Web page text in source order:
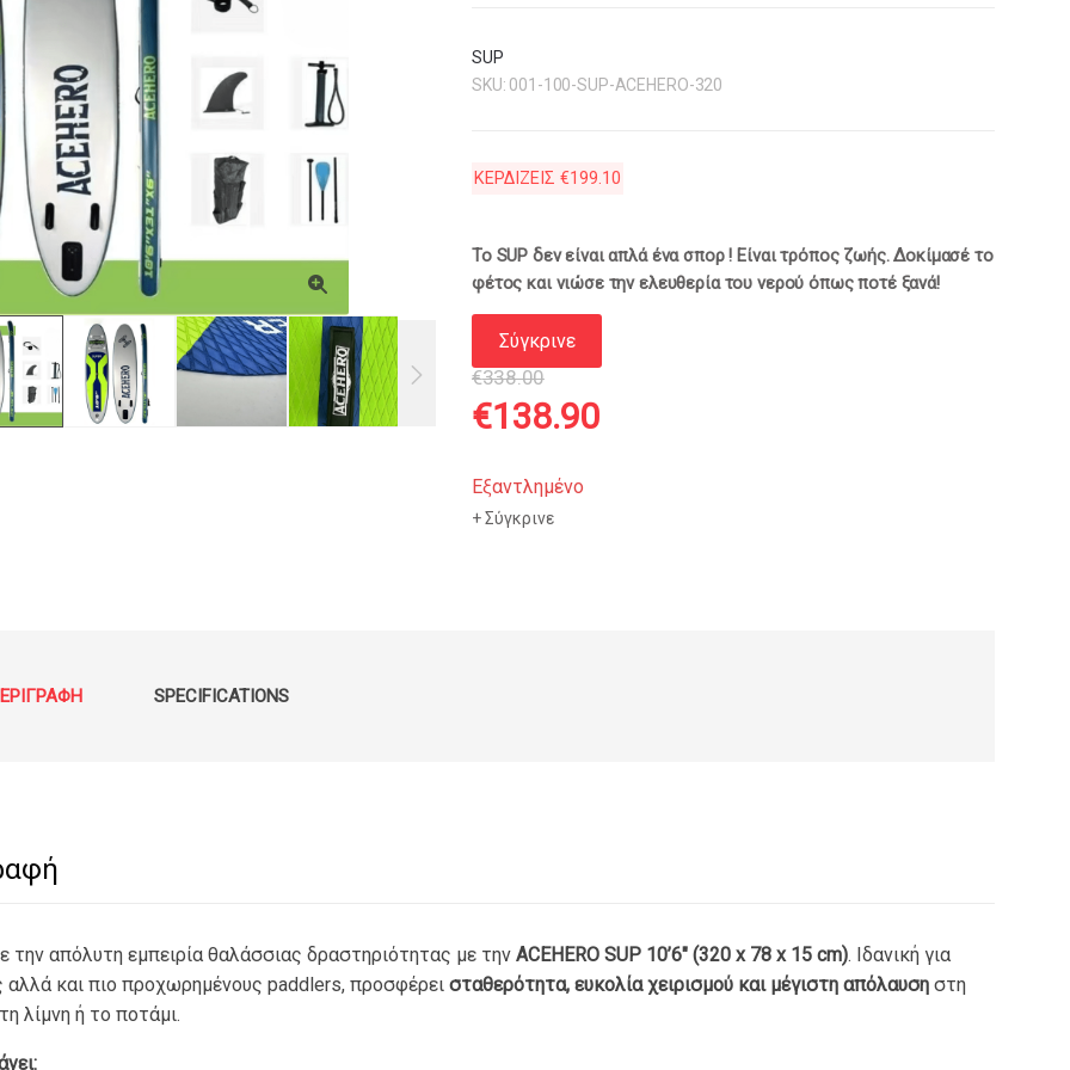
SUP
SKU: 001-100-SUP-ACEHERO-320
ΚΕΡΔΙΖΕΙΣ €199.10
Το SUP δεν είναι απλά ένα σπορ ! Είναι τρόπος ζωής. Δοκίμασέ το
φέτος και νιώσε την ελευθερία του νερού όπως ποτέ ξανά!
Σύγκρινε
€338.00
Original
price
was:
€138.90Η
Εξαντλημένο
Σύγκρινε
SPECIFICATIONS
την απόλυτη εμπειρία θαλάσσιας δραστηριότητας με την ACEHERO SUP 10’6″ (320 x 78 x 15 cm). Ιδανική για
αλλά και πιο προχωρημένους paddlers, προσφέρει σταθερότητα, ευκολία χειρισμού και μέγιστη απόλαυση στη
λίμνη ή το ποτάμι.